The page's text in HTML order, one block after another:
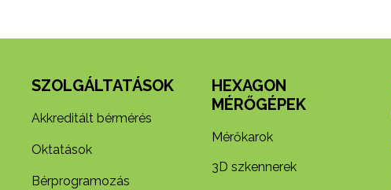
SZOLGÁLTATÁSOK
Akkreditált bérmérés
Oktatások
Bérprogramozás
HEXAGON
MÉRŐGÉPEK
Mérőkarok
3D szkennerek